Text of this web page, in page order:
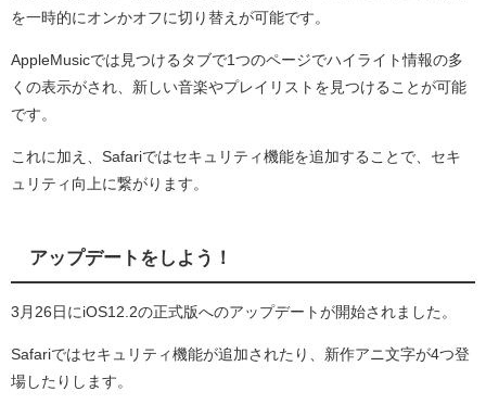
を一時的にオンかオフに切り替えが可能です。
AppleΜusicでは見つけるタブで1つのページでハイライト情報の多
くの表示がされ、新しい音楽やプレイリストを見つけることが可能
です。
これに加え、Safariではセキュリティ機能を追加することで、セキ
ュリティ向上に繋がります。
アップデートをしよう！
3月26日にiOS12.2の正式版へのアップデートが開始されました。
Safariではセキュリティ機能が追加されたり、新作アニ文字が4つ登
場したりします。